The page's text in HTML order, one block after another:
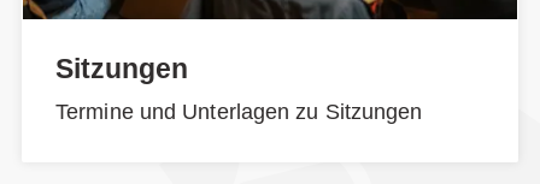
Sitzungen
Termine und Unterlagen zu Sitzungen